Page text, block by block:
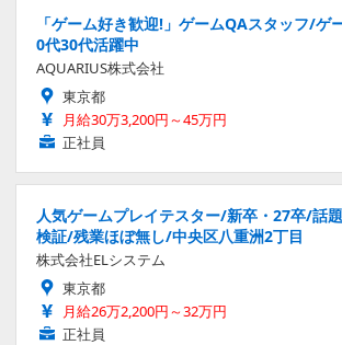
「ゲーム好き歓迎!」ゲームQAスタッフ/ゲ
0代30代活躍中
AQUARIUS株式会社
東京都
月給30万3,200円～45万円
正社員
人気ゲームプレイテスター/新卒・27卒/話
検証/残業ほぼ無し/中央区八重洲2丁目
株式会社ELシステム
東京都
月給26万2,200円～32万円
正社員